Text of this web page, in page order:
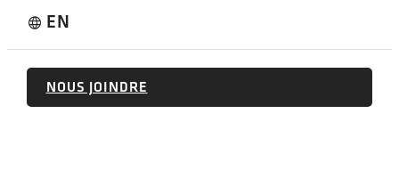
language EN
NOUS JOINDRE